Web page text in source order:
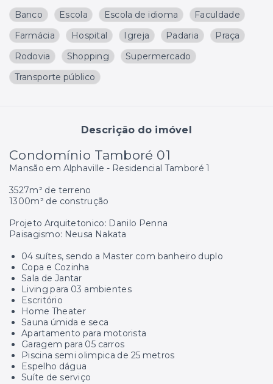
Banco Escola Escola de idioma
Faculdade
Farmácia
Hospital Igreja Padaria
Praça
Rodovia
Shopping
Supermercado
Transporte público
Descrição do imóvel
Condomínio Tamboré 01
Mansão em Alphaville - Residencial Tamboré 1
3527m² de terreno
1300m² de construção
Projeto Arquitetonico: Danilo Penna
Paisagismo: Neusa Nakata
04 suítes, sendo a Master com banheiro duplo
Copa e Cozinha
Sala de Jantar
Living para 03 ambientes
Escritório
Home Theater
Sauna úmida e seca
Apartamento para motorista
Garagem para 05 carros
Piscina semi olimpica de 25 metros
Espelho dágua
Suíte de serviço